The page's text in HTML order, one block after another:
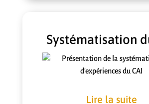
Systématisation
Lire la suite